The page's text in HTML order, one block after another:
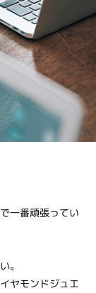
一番頑張ってい
。
ヤモンドジュエ